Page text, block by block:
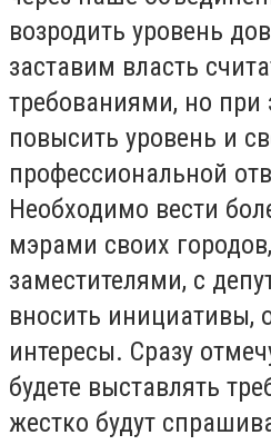
возродить уровень
заставим власть
требованиями, но
повысить уровень и
профессиональной
Необходимо вести
мэрами своих
заместителями, с
вносить инициативы,
интересы. Сразу
будете выставлять
жестко будут